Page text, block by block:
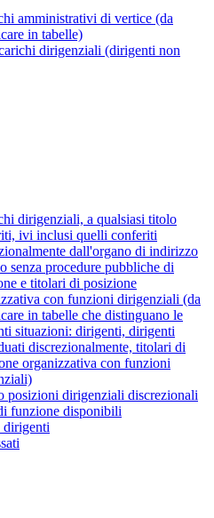
amministrativi di vertice (da
in tabelle)
dirigenziali (dirigenti non
dirigenziali, a qualsiasi titolo
ivi inclusi quelli conferiti
dall'organo di indirizzo
senza procedure pubbliche di
e titolari di posizione
con funzioni dirigenziali (da
in tabelle che distinguano le
situazioni: dirigenti, dirigenti
discrezionalmente, titolari di
organizzativa con funzioni
posizioni dirigenziali discrezionali
funzione disponibili
dirigenti